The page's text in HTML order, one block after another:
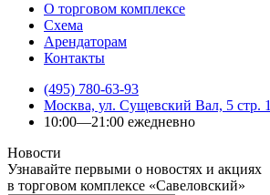
О торговом комплексе
Схема
Арендаторам
Контакты
(495) 780-63-93
Москва, ул. Сущевский Вал, 5 стр. 1
10:00—21:00 ежедневно
Новости
Узнавайте первыми о новостях и акциях
в торговом комплексе «Савеловский»